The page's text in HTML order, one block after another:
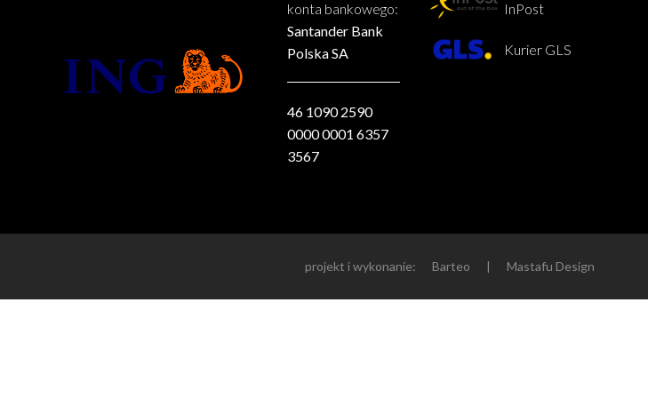
konta bankowego:
Santander Bank
Polska SA
46 1090 2590
0000 0001 6357
3567
InPost
Kurier GLS
projekt i wykonanie: Barteo | Mastafu Design